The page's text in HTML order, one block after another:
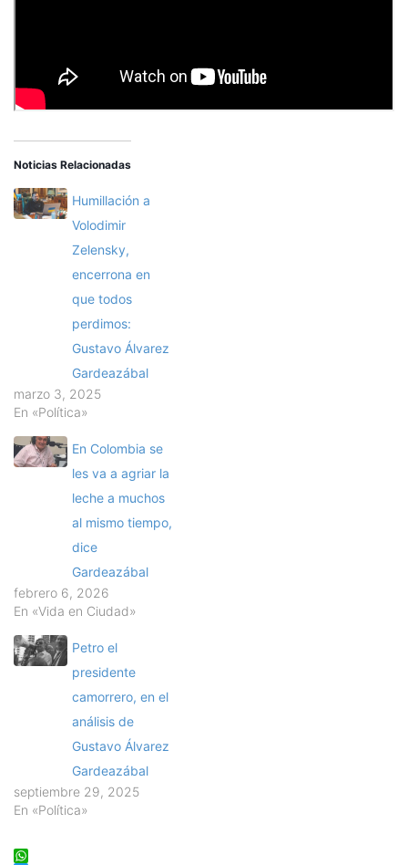
Noticias Relacionadas
Humillación a
Volodimir
Zelensky,
encerrona en
que todos
perdimos:
Gustavo Álvarez
Gardeazábal
marzo 3, 2025
En «Política»
En Colombia se
les va a agriar la
leche a muchos
al mismo tiempo,
dice
Gardeazábal
febrero 6, 2026
En «Vida en Ciudad»
Petro el
presidente
camorrero, en el
análisis de
Gustavo Álvarez
Gardeazábal
septiembre 29, 2025
En «Política»